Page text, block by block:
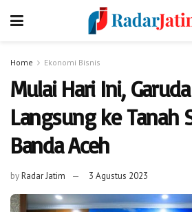
Home Ekonomi Bisnis
Mulai Hari Ini,
Langsung ke Tanah
Banda Aceh
byRadar Jatim 3 Agustus 2023